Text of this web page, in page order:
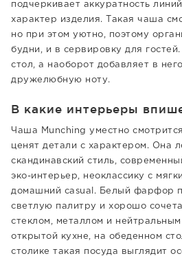
подчеркивает аккуратность
характер изделия. Такая чаша
но при этом уютно, поэтому
будни, и в сервировку для
стол, а наоборот добавляет в
дружелюбную ноту.
В какие интерьеры
Чаша Munching уместно
ценят детали с характером. Она
скандинавский стиль,
эко-интерьер, неоклассику с
домашний casual. Белый фарфор
светлую палитру и хорошо
стеклом, металлом и
открытой кухне, на обеденном
столике такая посуда выглядит